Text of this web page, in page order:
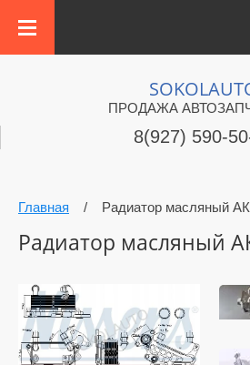
ПРОДАЖА
8(927) 590-
Главная / Радиатор масляный
Радиатор масляный